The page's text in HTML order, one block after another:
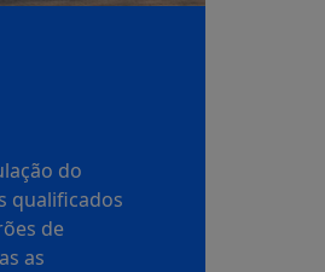
do
qualificados
de
as